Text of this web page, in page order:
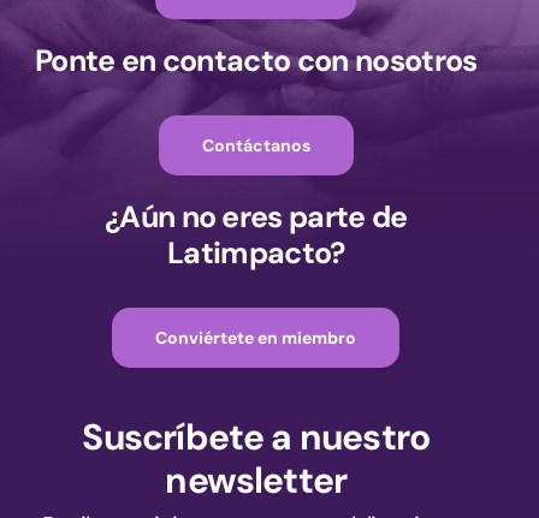
Ponte en contacto con nosotros
Contáctanos
¿Aún no eres parte de
Latimpacto?
Conviértete en miembro
Suscríbete a nuestro
newsletter